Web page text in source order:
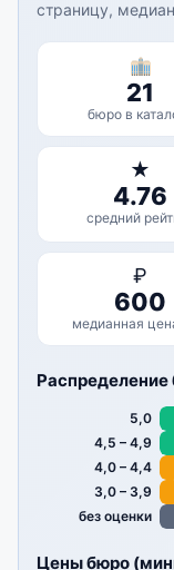
страницу,
21
бюро в
★
4.76
средний
₽
600
медианная
Распределение
5,0
4,5 – 4,9
4,0 – 4,4
3,0 – 3,9
без оценки
Цены бюро